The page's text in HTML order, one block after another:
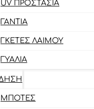
UV ΠΡΟΣΤΑΣΊΑ
ΓΆΝΤΙΑ
ΓΚΈΤΕΣ ΛΑΊΜΟΥ
ΓΥΑΛΙΆ
ΜΠΌΤΕΣ